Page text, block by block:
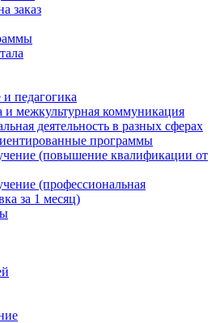
заказ
педагогика
и межкультурная коммуникация
деятельность в разных сферах
программы
(повышение квалификации от
(профессиональная
за 1 месяц)